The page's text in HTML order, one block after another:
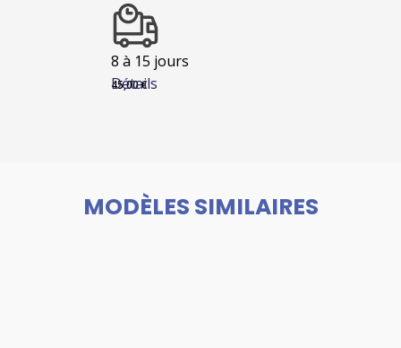
Détails
8 à 15 jours
45,00€
MODÈLES SIMILAIRES